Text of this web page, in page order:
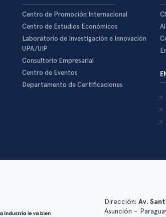
Centro de Promoción Internacional
Centro de Estudios Económicos
Laboratorio de Investigación e Innovación
UPA/UIP
Consultorio Empresarial
Centro de Eventos
Departamento de Certificaciones
Dirección: Av.
Asunción –